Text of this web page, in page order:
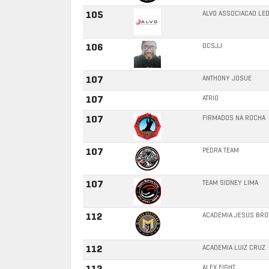
105 ALVO ASSOCIACAO
106 OCSJJ
107 ANTHONY JOSUE
107 ATRIO
107 FIRMADOS NA ROCHA
107 PEDRA TEAM
107 TEAM SIDNEY LIMA
112 ACADEMIA JESUS
112 ACADEMIA LUIZ CRUZ
ALEX FIGHT